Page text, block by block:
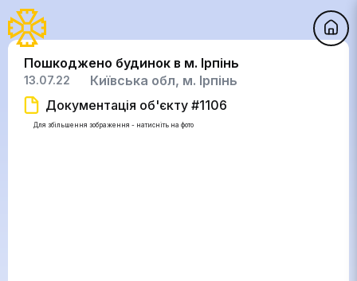
Для збільшення зображення - натисніть на фото
Пошкоджено будинок в м. Ірпінь
13.07.22
Київська обл, м. Ірпінь
Документація об'єкту #1106